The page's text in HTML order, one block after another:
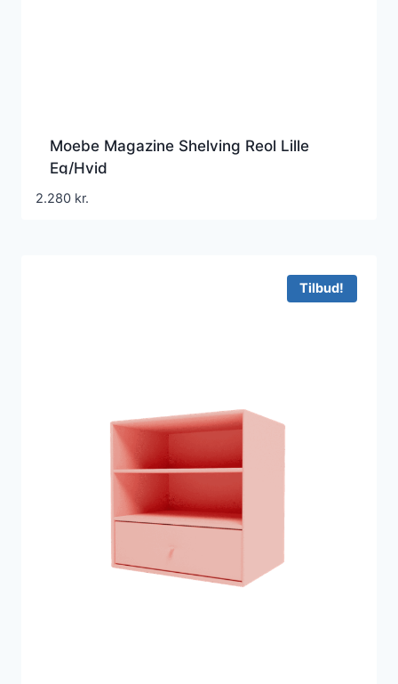
Moebe Magazine Shelving Reol Lille
Eg/Hvid
2.280 kr.
Tilbud!